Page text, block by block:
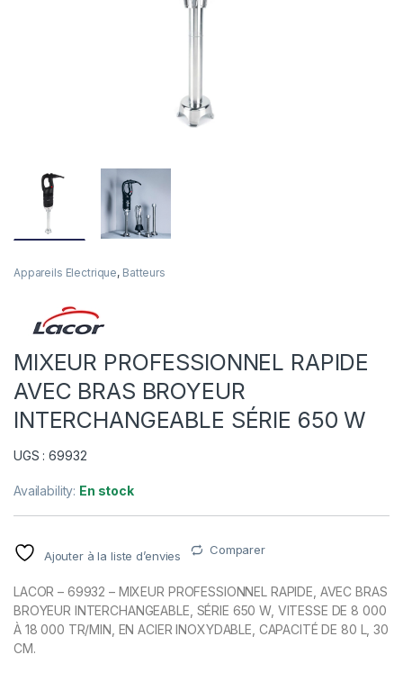
Appareils Electrique, Batteurs
MIXEUR PROFESSIONNEL RAPIDE
AVEC BRAS BROYEUR
INTERCHANGEABLE SÉRIE 650 W
UGS : 69932
Availability: En stock
Ajouter à la liste d’envies Comparer
LACOR – 69932 – MIXEUR PROFESSIONNEL RAPIDE, AVEC BRAS
BROYEUR INTERCHANGEABLE, SÉRIE 650 W, VITESSE DE 8 000
À 18 000 TR/MIN, EN ACIER INOXYDABLE, CAPACITÉ DE 80 L, 30
CM.